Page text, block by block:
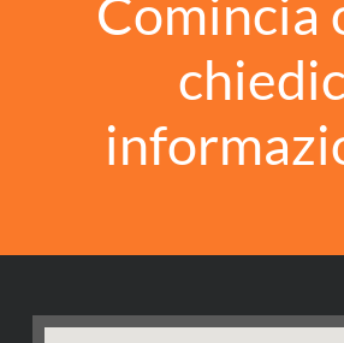
Comincia